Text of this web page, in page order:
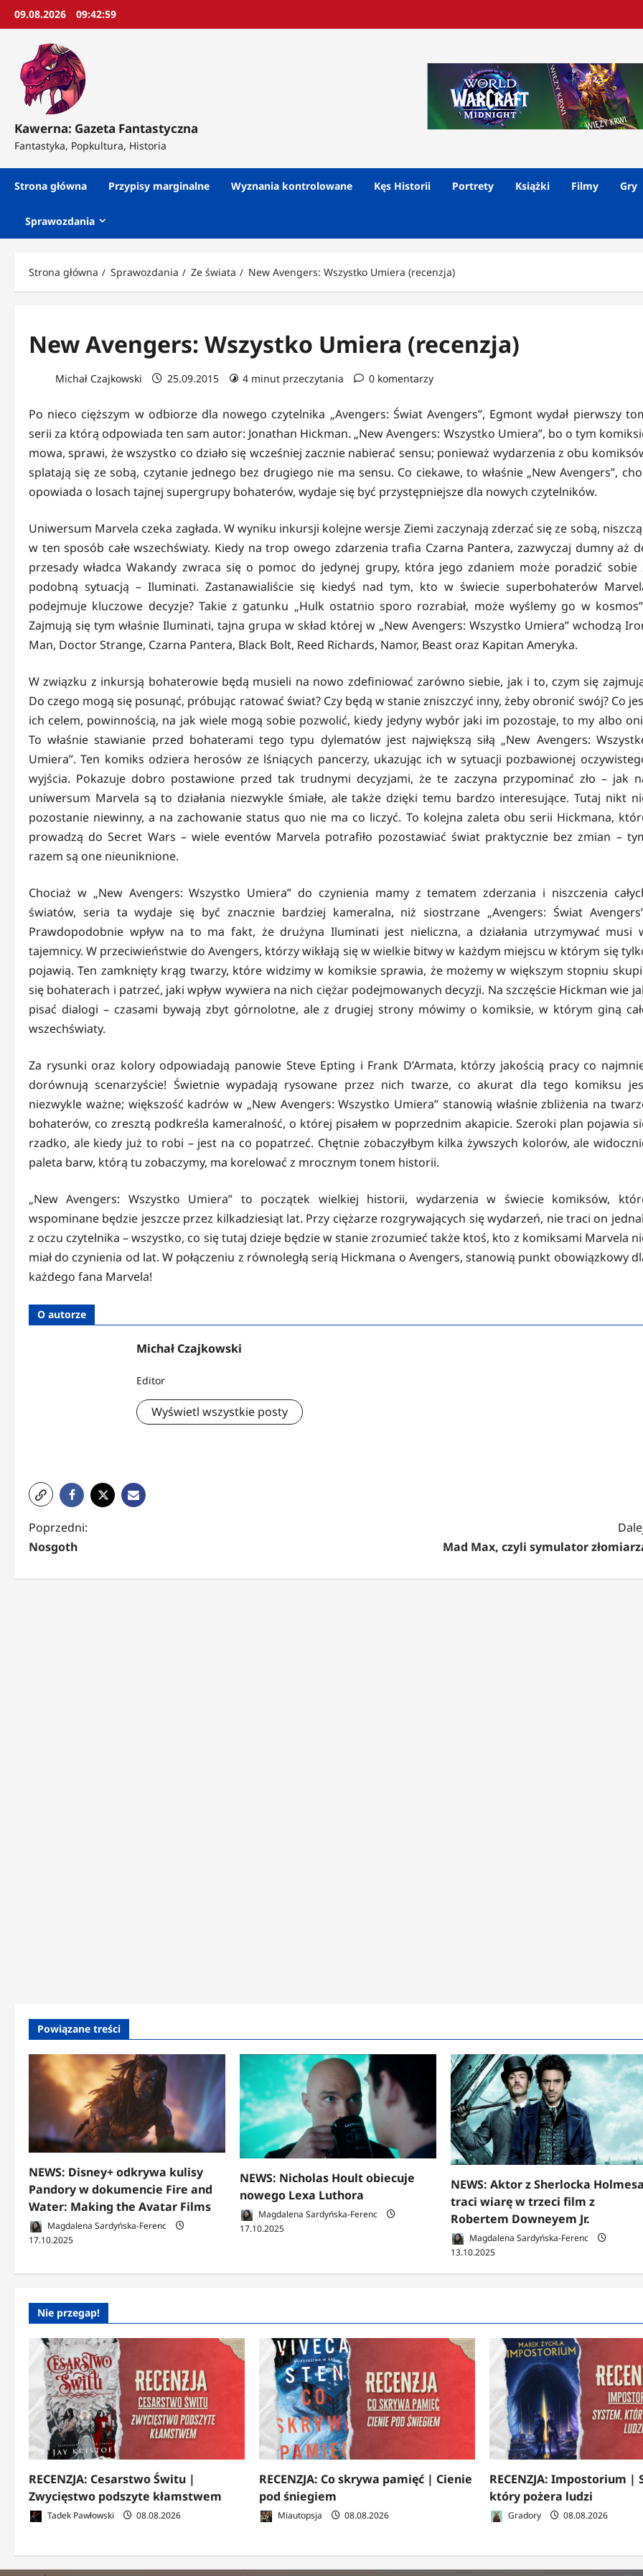
Przejdź
09.08.2026 09:43:01
Kawerna: Gazeta Fantastyczna
Fantastyka, Popkultura, Historia
Strona główna Przypisy marginalne Wyznania kontrolowane Kęs Historii Portrety Książki Filmy Gry
Sprawozdania
Strona główna Sprawozdania Ze świata New Avengers: Wszystko Umiera (recenzja)
New Avengers: Wszystko Umiera (recenzja)
Michał Czajkowski 25.09.2015 4 minut przeczytania 0 komentarzy
Po nieco cięższym w odbiorze dla nowego czytelnika „Avengers: Świat Avengers”, Egmont wydał pierwszy
serii za którą odpowiada ten sam autor: Jonathan Hickman. „New Avengers: Wszystko Umiera”, bo o tym
mowa, sprawi, że wszystko co działo się wcześniej zacznie nabierać sensu; ponieważ wydarzenia z obu
splatają się ze sobą, czytanie jednego bez drugiego nie ma sensu. Co ciekawe, to właśnie „New Avengers”,
opowiada o losach tajnej supergrupy bohaterów, wydaje się być przystępniejsze dla nowych czytelników.
Uniwersum Marvela czeka zagłada. W wyniku inkursji kolejne wersje Ziemi zaczynają zderzać się ze sobą,
w ten sposób całe wszechświaty. Kiedy na trop owego zdarzenia trafia Czarna Pantera, zazwyczaj dumny aż
przesady władca Wakandy zwraca się o pomoc do jedynej grupy, która jego zdaniem może poradzić sobie
podobną sytuacją – Iluminati. Zastanawialiście się kiedyś nad tym, kto w świecie superbohaterów
podejmuje kluczowe decyzje? Takie z gatunku „Hulk ostatnio sporo rozrabiał, może wyślemy go w
Zajmują się tym właśnie Iluminati, tajna grupa w skład której w „New Avengers: Wszystko Umiera” wchodzą
Man, Doctor Strange, Czarna Pantera, Black Bolt, Reed Richards, Namor, Beast oraz Kapitan Ameryka.
W związku z inkursją bohaterowie będą musieli na nowo zdefiniować zarówno siebie, jak i to, czym się
Do czego mogą się posunąć, próbując ratować świat? Czy będą w stanie zniszczyć inny, żeby obronić swój? Co
ich celem, powinnością, na jak wiele mogą sobie pozwolić, kiedy jedyny wybór jaki im pozostaje, to my albo
To właśnie stawianie przed bohaterami tego typu dylematów jest największą siłą „New Avengers:
Umiera”. Ten komiks odziera herosów ze lśniących pancerzy, ukazując ich w sytuacji pozbawionej
wyjścia. Pokazuje dobro postawione przed tak trudnymi decyzjami, że te zaczyna przypominać zło – jak
uniwersum Marvela są to działania niezwykle śmiałe, ale także dzięki temu bardzo interesujące. Tutaj nikt
pozostanie niewinny, a na zachowanie status quo nie ma co liczyć. To kolejna zaleta obu serii Hickmana,
prowadzą do Secret Wars – wiele eventów Marvela potrafiło pozostawiać świat praktycznie bez zmian –
razem są one nieuniknione.
Chociaż w „New Avengers: Wszystko Umiera” do czynienia mamy z tematem zderzania i niszczenia
światów, seria ta wydaje się być znacznie bardziej kameralna, niż siostrzane „Avengers: Świat
Prawdopodobnie wpływ na to ma fakt, że drużyna Iluminati jest nieliczna, a działania utrzymywać musi
tajemnicy. W przeciwieństwie do Avengers, którzy wikłają się w wielkie bitwy w każdym miejscu w którym się
pojawią. Ten zamknięty krąg twarzy, które widzimy w komiksie sprawia, że możemy w większym stopniu
się bohaterach i patrzeć, jaki wpływ wywiera na nich ciężar podejmowanych decyzji. Na szczęście Hickman wie
pisać dialogi – czasami bywają zbyt górnolotne, ale z drugiej strony mówimy o komiksie, w którym giną
wszechświaty.
Za rysunki oraz kolory odpowiadają panowie Steve Epting i Frank D’Armata, którzy jakością pracy co
dorównują scenarzyście! Świetnie wypadają rysowane przez nich twarze, co akurat dla tego komiksu
niezwykle ważne; większość kadrów w „New Avengers: Wszystko Umiera” stanowią właśnie zbliżenia na
bohaterów, co zresztą podkreśla kameralność, o której pisałem w poprzednim akapicie. Szeroki plan pojawia
rzadko, ale kiedy już to robi – jest na co popatrzeć. Chętnie zobaczyłbym kilka żywszych kolorów, ale
paleta barw, którą tu zobaczymy, ma korelować z mrocznym tonem historii.
„New Avengers: Wszystko Umiera” to początek wielkiej historii, wydarzenia w świecie komiksów,
wspominane będzie jeszcze przez kilkadziesiąt lat. Przy ciężarze rozgrywających się wydarzeń, nie traci on
z oczu czytelnika – wszystko, co się tutaj dzieje będzie w stanie zrozumieć także ktoś, kto z komiksami Marvela
miał do czynienia od lat. W połączeniu z równoległą serią Hickmana o Avengers, stanowią punkt obowiązkowy
każdego fana Marvela!
O autorze
Michał Czajkowski
Editor
Wyświetl wszystkie posty
Z
o
b
Poprzedni:
Nosgoth
Mad Max, czyli symulator
Powiązane treści
NEWS: Disney+ odkrywa kulisy
Pandory w dokumencie Fire and
Water: Making the Avatar Films
Magdalena Sardyńska-Ferenc
17.10.2025
NEWS: Nicholas Hoult obiecuje
nowego Lexa Luthora
Magdalena Sardyńska-Ferenc
17.10.2025
NEWS: Aktor z Sherlocka
traci wiarę w trzeci film z
Robertem Downeyem Jr.
Magdalena Sardyńska-Ferenc
13.10.2025
Nie przegap!
RECENZJA: Cesarstwo Świtu |
Zwycięstwo podszyte kłamstwem
Tadek Pawłowski 08.08.2026
RECENZJA: Co skrywa pamięć | Cienie
pod śniegiem
Miautopsja 08.08.2026
RECENZJA: Impostorium |
który pożera ludzi
Gradory 08.08.2026